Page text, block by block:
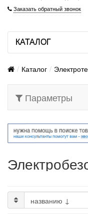
Заказать обратный звонок
КАТАЛОГ
Каталог
Параметры